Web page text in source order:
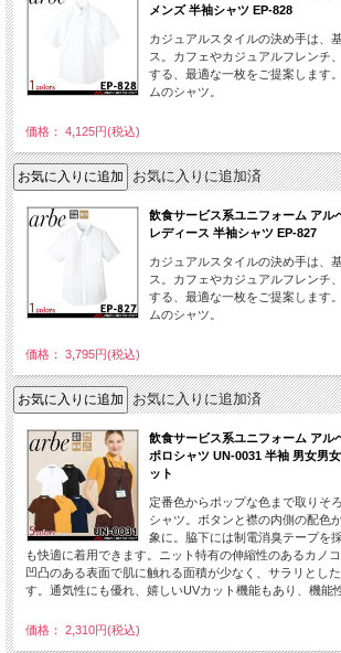
メンズ 半袖シャツ EP-828
カジュアルスタイルの決め手は、
ス。カフェやカジュアルフレンチ
する、最適な一枚をご提案します
ムのシャツ。
価格： 4,125円(税込)
お気に入りに追加済
飲食サービス系ユニフォーム ア
レディース 半袖シャツ EP-827
カジュアルスタイルの決め手は、
ス。カフェやカジュアルフレンチ
する、最適な一枚をご提案します
ムのシャツ。
価格： 3,795円(税込)
お気に入りに追加済
飲食サービス系ユニフォーム ア
ポロシャツ UN-0031 半袖 男女男
ット
定番色からポップな色まで取りそ
シャツ。ボタンと襟の内側の配色
象に。脇下には制電消臭テープを
も快適に着用できます。ニット特有の伸縮性のあるカノ
凹凸のある表面で肌に触れる面積が少なく、サラリとし
す。通気性にも優れ、嬉しいUVカット機能もあり、機能
価格： 2,310円(税込)